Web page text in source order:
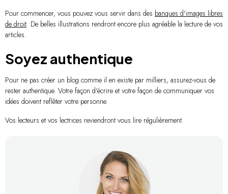
Pour commencer, vous pouvez vous servir dans des banques d'images libres
de droit. De belles illustrations rendront encore plus agréable la lecture de vos
articles.
Soyez authentique
Pour ne pas créer un blog comme il en existe par milliers, assurez-vous de
rester authentique. Votre façon d'écrire et votre façon de communiquer vos
idées doivent reflêter votre personne.
Vos lecteurs et vos lectrices reviendront vous lire régulièrement.